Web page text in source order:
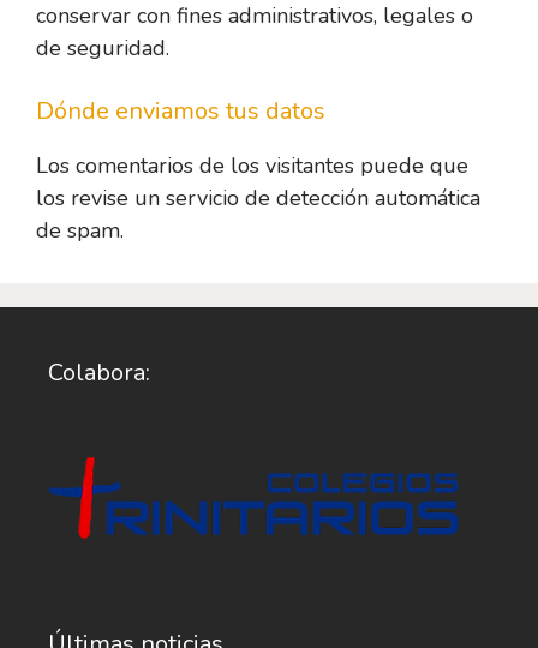
conservar con fines administrativos, legales o
de seguridad.
Dónde enviamos tus datos
Los comentarios de los visitantes puede que
los revise un servicio de detección automática
de spam.
Colabora: